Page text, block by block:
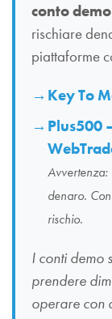
conto
rischiare
piattaforme
Key To
Plus500
Avvertenza:
denaro.
rischio.
I conti demo
prendere
operare con